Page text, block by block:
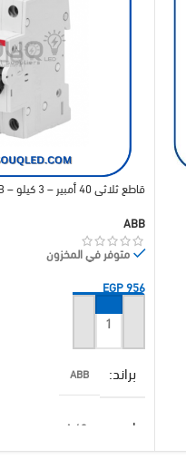
قاطع ثلاثي 40 أمبير – 3 كيلو – ABB
ABB
متوفر في المخزون
EGP956
إضافة إلى السلة
براند ABB
امبير 40 A